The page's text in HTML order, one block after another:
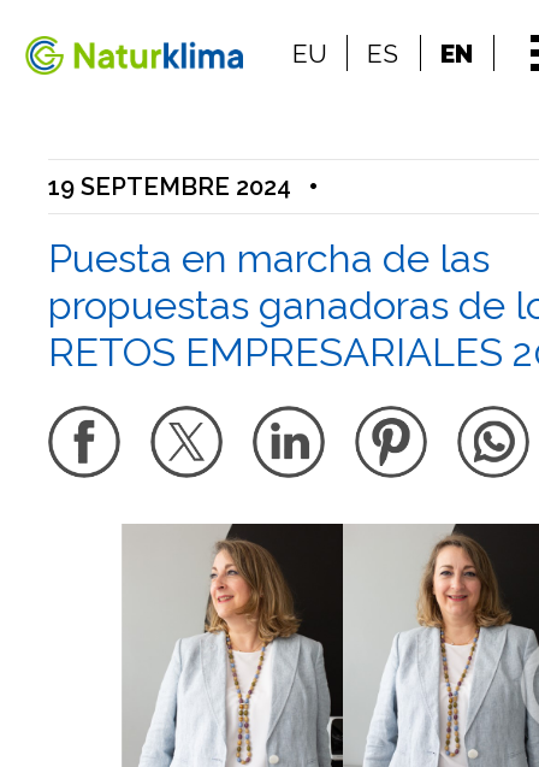
Go to the content
EU ES EN
19 SEPTEMBRE 2024 •
Puesta en marcha de las
propuestas ganadoras de
RETOS EMPRESARIALES
Previous